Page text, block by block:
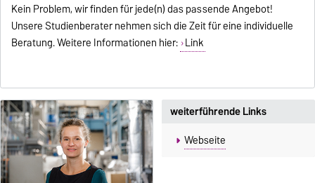
Kein Problem, wir finden für jede(n) das passende Angebot!
Unsere Studienberater nehmen sich die Zeit für eine individuelle
Beratung. Weitere Informationen hier: Link
weiterführende Links
Webseite